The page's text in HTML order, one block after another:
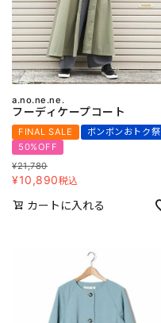
a.no.ne.ne.
フーディケープコート
FINAL SALE
ボンボンおトク祭
50%OFF
¥21,780
¥10,890税込
カートに入れる